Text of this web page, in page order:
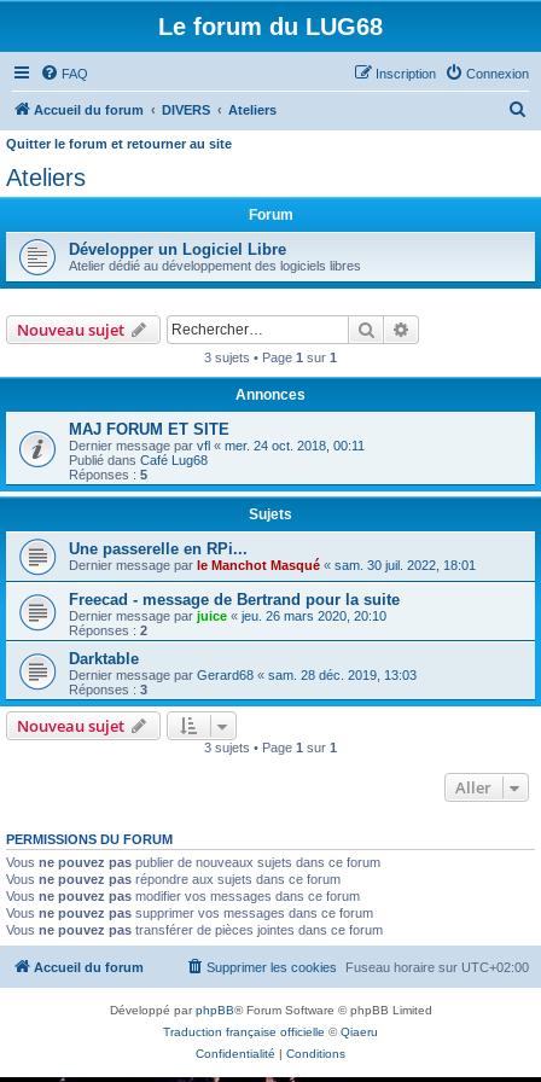
Le forum du LUG68
FAQ Connexion
Inscription
Accueil du forum DIVERS Ateliers
h
c
Quitter le forum et retourner au site
Ateliers
Forum
Développer un Logiciel Libre
Atelier dédié au développement des logiciels libres
Nouveau sujet Rechercher
3 sujets • Page 1 sur 1
Annonces
MAJ FORUM ET SITE
Dernier message par vfl « mer. 24 oct. 2018, 00:11
Publié dans Café Lug68
Réponses : 5
Sujets
Une passerelle en RPi...
Dernier message par le Manchot Masqué « sam. 30 juil. 2022, 18:01
Freecad - message de Bertrand pour la suite
Dernier message par juice « jeu. 26 mars 2020, 20:10
Réponses : 2
Darktable
Dernier message par Gerard68 « sam. 28 déc. 2019, 13:03
Réponses : 3
Nouveau sujet
3 sujets • Page 1 sur 1
Aller
PERMISSIONS DU FORUM
Vous ne pouvez pas publier de nouveaux sujets dans ce forum
Vous ne pouvez pas répondre aux sujets dans ce forum
Vous ne pouvez pas modifier vos messages dans ce forum
Vous ne pouvez pas supprimer vos messages dans ce forum
Vous ne pouvez pas transférer de pièces jointes dans ce forum
Accueil du forum Fuseau horaire sur UTC+02:00
Supprimer les cookies
Développé parphpBB® Forum Software © phpBB Limited
Traduction française officielle ©Qiaeru
Confidentialité | Conditions